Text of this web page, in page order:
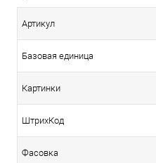
Артикул
Базовая единица
Картинки
ШтрихКод
Фасовка